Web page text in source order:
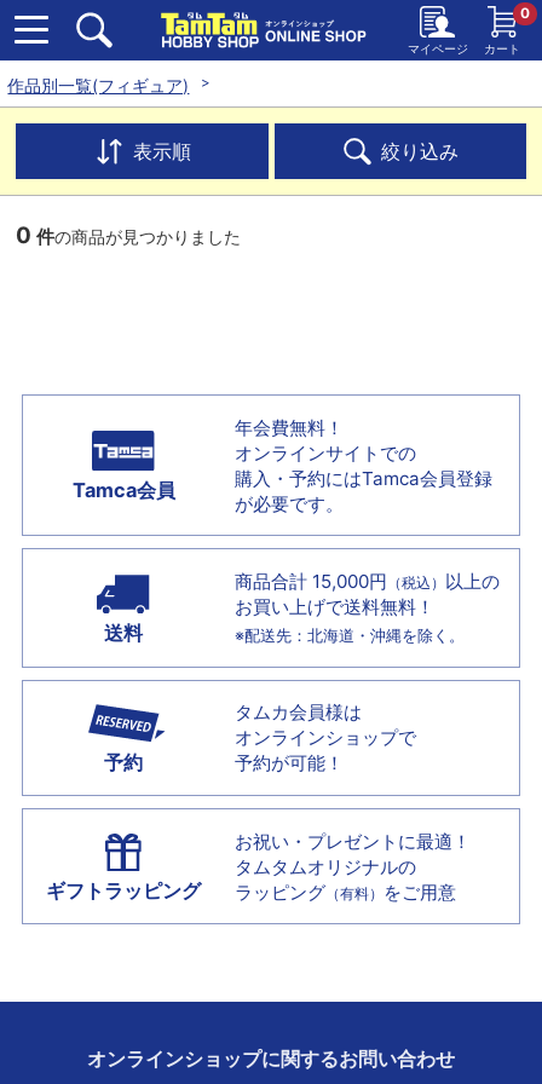
マイページ カート
0
作品別一覧(フィギュア)
表示順 絞り込み
0 件の商品が見つかりました
Tamca会員
年会費無料！
オンラインサイトでの
購入・予約にはTamca会員登録
が必要です。
送料
商品合計 15,000円 （税込） 以上の
お買い上げで送料無料！
※配送先：北海道・沖縄を除く。
予約
タムカ会員様は
オンラインショップで
予約が可能！
ギフトラッピング
お祝い・プレゼントに最適！
タムタムオリジナルの
ラッピング （有料） をご用意
オンラインショップに関するお問い合わせ